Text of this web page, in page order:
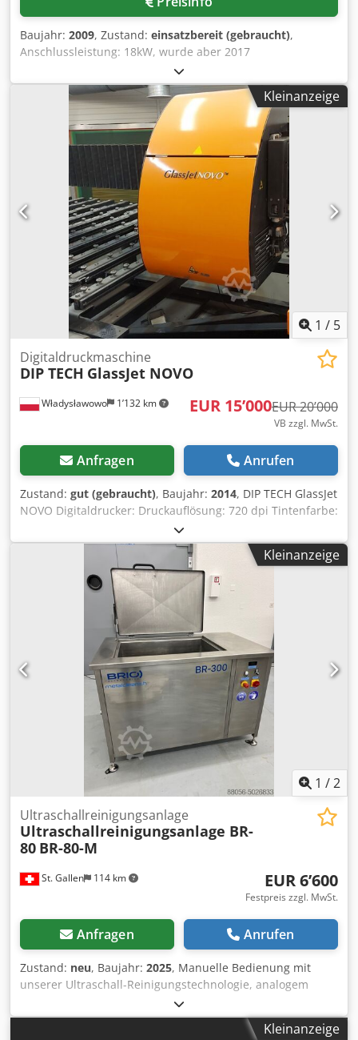
Baujahr: 2009, Zustand: einsatzbereit (gebraucht),
Anschlussleistung: 18kW, wurde aber 2017
generalüberholt, eine Besichtigung ist möglich. Dkodpfxjn
Htkto Amlsr
Kleinanzeige
1 / 5
Władysławowo 1’132 km
Digitaldruckmaschine
DIP TECH GlassJet NOVO
EUR 15’000EUR 20’000
VB zzgl. MwSt.
Anfragen Anrufen
Zustand: gut (gebraucht), Baujahr: 2014, DIP TECH GlassJet
NOVO Digitaldrucker: Druckauflösung: 720 dpi Tintenfarbe:
schwarz, ähnlich Ätzen, weiß und andere Sonderfarben
Maximale Glasgröße: 2200 x 1200 mm (Breite x Höhe)
Mindestglasgröße: 400 x 400 mm Glasstärke: 2-19 mm
Druckgeschwindigkeit: bis zu 30 m2/h (bei 8 Druckköpfen
für eine Farbe) Dodpfxeiukuus Amljkr Anzahl der
erforderlichen Operatoren: einer Gesamtabmessungen:
2.500 x 4.700 x 2.000 mm (Breite x Länge x Höhe)
Bildformat: Alle gängigen Bilddateiformate einschließlich:
PDF, PS, EPS, Tiff, BMP, JPEG Umgebungstemperatur 18-25
Grad Celsius Stromversorgung: Einphasig 400 VAC x 16 A
Kleinanzeige
1 /2
St. Gallen 114 km
Ultraschallreinigungsanlage
Ultraschallreinigungsanlage BR-
80 BR-80-M
EUR 6’600
Festpreis zzgl. MwSt.
Anfragen Anrufen
Zustand: neu, Baujahr: 2025, Manuelle Bedienung mit
unserer Ultraschall-Reinigungstechnologie, analogem
Bedienfeld und Temperaturregelung über einen digitalen
Thermostat. Optional können Funktionen der PRO-Serie
hinzugefügt werden. Wir haben Volumen von 60 bis 7.500
Kleinanzeige